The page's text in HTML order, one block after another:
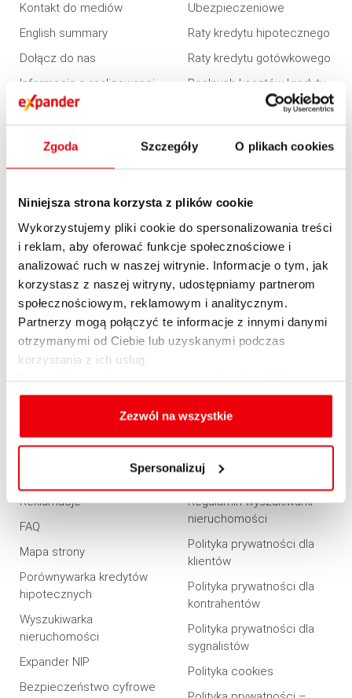
Zgoda Szczegóły O plikach cookies
Niniejsza strona korzysta z plików cookie
Wykorzystujemy pliki cookie do spersonalizowania treści
i reklam, aby oferować funkcje społecznościowe i
analizować ruch w naszej witrynie. Informacje o tym, jak
korzystasz z naszej witryny, udostępniamy partnerom
społecznościowym, reklamowym i analitycznym.
Partnerzy mogą połączyć te informacje z innymi danymi
otrzymanymi od Ciebie lub uzyskanymi podczas
korzystania z ich usług.
cookies, celu i sposobu korzystania z nich przez nas
oraz zmiany ustawień plików cookies a także ich
usuwania z przeglądarki internetowej, znajdują się
Zezwól na wszystkie
Spersonalizuj
Kontakt do mediów
English summary
Dołącz do nas
Informacja o realizowanej
strategii podatkowej 2020
strategii podatkowej 2021
Informacja o realizowanej
Informacja o realizowanej
strategii podatkowej 2023
OFERTA
Kredyty
Nieruchomości
Ubezpieczenia
Ubezpieczeniowe
Raty kredytu hipotecznego
Raty kredytu gotówkowego
Realnych kosztów kredytu
Zdolności kredytowej
Dostepność
Reklamacje
FAQ
Mapa strony
Porównywarka kredytów
hipotecznych
Wyszukiwarka
nieruchomości
Expander NIP
Bezpieczeństwo cyfrowe
REGULAMINY
Regulaminy
Regulamin serwisu
Regulamin wyszukiwarki
nieruchomości
Polityka prywatności dla
klientów
Polityka prywatności dla
kontrahentów
Polityka prywatności dla
sygnalistów
Polityka cookies